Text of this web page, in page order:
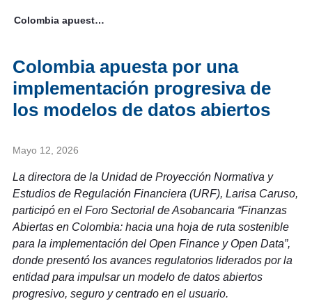
Colombia apuesta por una implementación progresiva de los modelos de datos abiertos
Colombia apuesta por una
implementación progresiva de
los modelos de datos abiertos
Mayo 12, 2026
La directora de la Unidad de Proyección Normativa y
Estudios de Regulación Financiera (URF), Larisa Caruso,
participó en el Foro Sectorial de Asobancaria “Finanzas
Abiertas en Colombia: hacia una hoja de ruta sostenible
para la implementación del Open Finance y Open Data”,
donde presentó los avances regulatorios liderados por la
entidad para impulsar un modelo de datos abiertos
progresivo, seguro y centrado en el usuario.